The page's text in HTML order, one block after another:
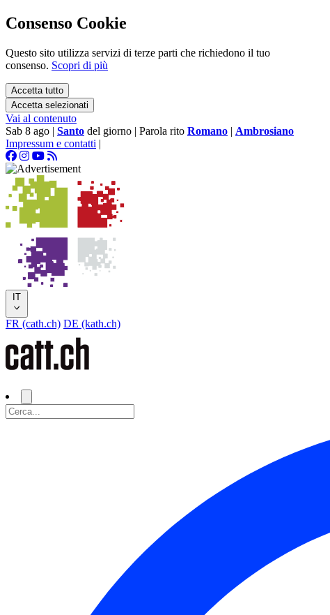
Consenso Cookie
Questo sito utilizza servizi di terze parti che richiedono il tuo
consenso. Scopri di più
Accetta tutto
Accetta selezionati
Vai al contenuto
Sab 8 ago | Santo del giorno | Parola rito Romano | Ambrosiano
Impressum e contatti |
IT
FR (cath.ch) DE (kath.ch)